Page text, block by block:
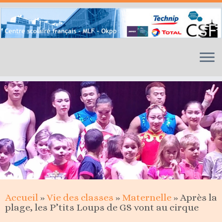
Skip
content
Accueil »Vie des classes » Maternelle »Après la
plage, les P’tits Loups de GS vont au cirque